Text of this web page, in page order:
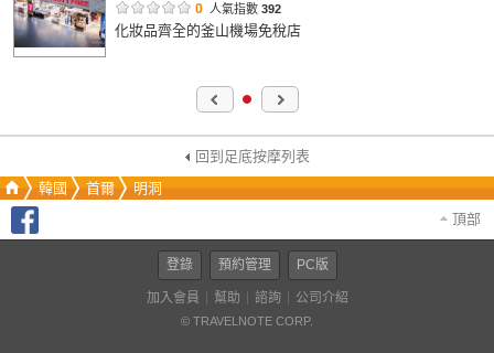
0 人氣指數 392
化妝品齊全的釜山機場免稅店
回到足底按摩列表
韓國
首爾
明洞
頂部
登錄 預約管理 PC版
加入會員 幫助 諮詢 公司介紹
© TRAVELNOTE CORP.